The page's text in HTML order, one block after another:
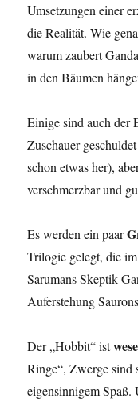
Umsetzungen einer
die Realität. Wie
warum zaubert
in den Bäumen
Einige sind auch der
Zuschauer
schon etwas her),
verschmerzbar und
Es werden ein paar
Trilogie gelegt, die
Sarumans Skeptik
Auferstehung
Der „Hobbit“ ist
Ringe“, Zwerge
eigensinnigem